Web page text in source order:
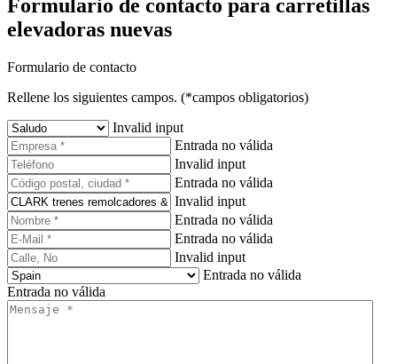
Formulario de contacto para carretillas
elevadoras nuevas
Formulario de contacto
Rellene los siguientes campos. (*campos obligatorios)
Invalid input
Entrada no válida
Invalid input
Entrada no válida
Invalid input
Entrada no válida
Entrada no válida
Invalid input
Entrada no válida
Entrada no válida